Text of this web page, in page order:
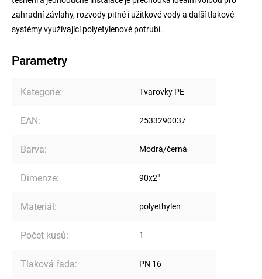
zahradní závlahy, rozvody pitné i užitkové vody a další tlakové
systémy využívající polyetylenové potrubí.
Parametry
Kategorie: Tvarovky PE
EAN: 2533290037
Barva: Modrá/černá
Dimenze: 90x2"
Materiál: polyethylen
Počet kusů: 1
Tlaková řada: PN 16